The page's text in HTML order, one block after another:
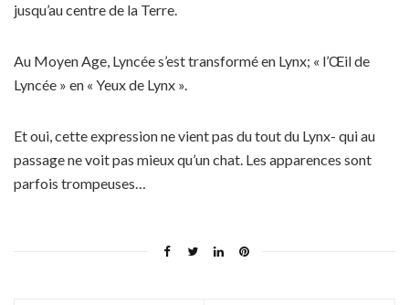
jusqu’au centre de la Terre.
Au Moyen Age, Lyncée s’est transformé en Lynx; « l’Œil de
Lyncée » en « Yeux de Lynx ».
Et oui, cette expression ne vient pas du tout du Lynx- qui au
passage ne voit pas mieux qu’un chat. Les apparences sont
parfois trompeuses…